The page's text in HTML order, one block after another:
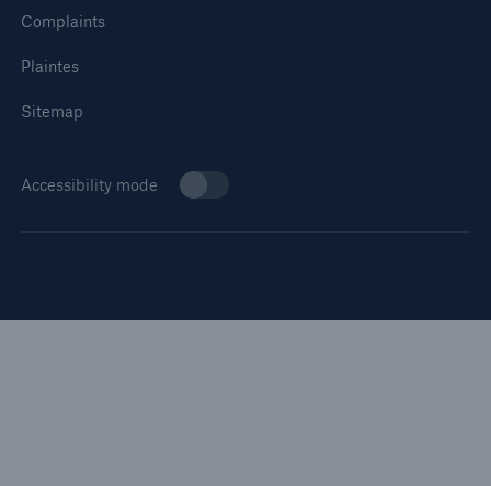
Complaints
Plaintes
Sitemap
Accessibility mode